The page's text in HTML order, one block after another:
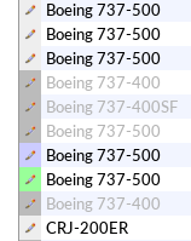
Boeing 737-500
Boeing 737-500
Boeing 737-500
Boeing 737-400
Boeing 737-400SF
Boeing 737-500
Boeing 737-500
Boeing 737-500
Boeing 737-400
CRJ-200ER